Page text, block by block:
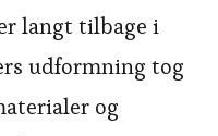
langt tilbage i
udformning tog
og